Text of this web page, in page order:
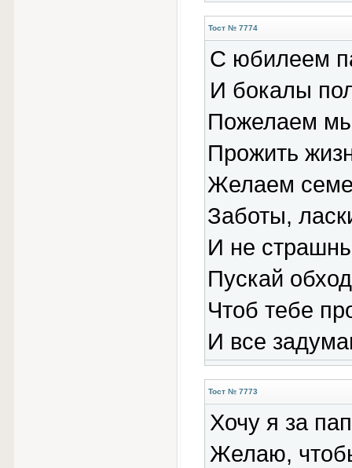
Тост № 7774
С юбилеем
И бокалы
Пожелаем
Прожить
Желаем
Заботы,
И не
Пускай
Чтоб тебе
И все
Тост № 7773
Хочу я за
Желаю,